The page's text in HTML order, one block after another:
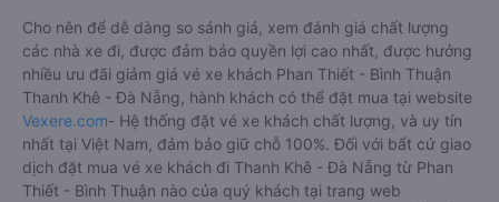
Cho nên để dễ dàng so sánh giá, xem đánh giá chất lượng
các nhà xe đi, được đảm bảo quyền lợi cao nhất, được hưởng
nhiều ưu đãi giảm giá vé xe khách Phan Thiết - Bình Thuận
Thanh Khê - Đà Nẵng, hành khách có thể đặt mua tại website
Vexere.com- Hệ thống đặt vé xe khách chất lượng, và uy tín
nhất tại Việt Nam, đảm bảo giữ chỗ 100%. Đối với bất cứ giao
dịch đặt mua vé xe khách đi Thanh Khê - Đà Nẵng từ Phan
Thiết - Bình Thuận nào của quý khách tại trang web